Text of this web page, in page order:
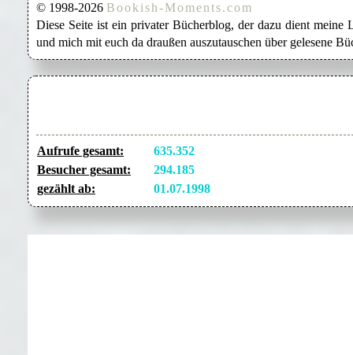
© 1998-2026 Bookish-Moments.com
Diese Seite ist ein privater Bücherblog, der dazu dient meine
und mich mit euch da draußen auszutauschen über gelesene
Aufrufe gesamt:
635.352
Besucher gesamt:
294.185
gezählt ab:
01.07.1998